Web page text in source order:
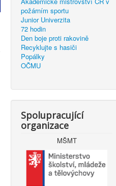
požárním sportu
Junior Univerzita
72 hodin
Den boje proti rakovině
Recyklujte s hasiči
Popálky
OČMU
Spolupracující
organizace
MŠMT